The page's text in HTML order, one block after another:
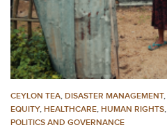
CEYLON TEA, DISASTER MANAGEMENT,
EQUITY, HEALTHCARE, HUMAN RIGHTS,
POLITICS AND GOVERNANCE